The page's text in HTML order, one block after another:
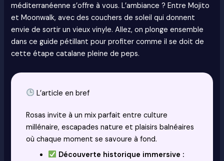
méditerranéenne s’offre à vous. L’ambiance ? Entre Mojito
et Moonwalk, avec des couchers de soleil qui donnent
envie de sortir un vieux vinyle. Allez, on plonge ensemble
dans ce guide pétillant pour profiter comme il se doit de
cette étape catalane pleine de peps.
L’article en bref
Rosas invite à un mix parfait entre culture
millénaire, escapades nature et plaisirs balnéaires
où chaque moment se savoure à fond.
Découverte historique immersive :